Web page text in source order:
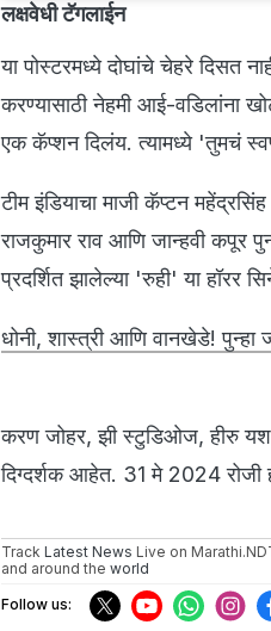
लक्षवेधी टॅगलाईन
या पोस्टरमध्ये दोघांचे चेहरे दिसत
करण्यासाठी नेहमी आई-वडिलांना
एक कॅप्शन दिलंय. त्यामध्ये 'तुमचं
टीम इंडियाचा माजी कॅप्टन
राजकुमार राव आणि जान्हवी कपूर
प्रदर्शित झालेल्या 'रुही' या हॉरर
धोनी, शास्त्री आणि वानखेडे! पुन्हा
करण जोहर, झी स्टुडिओज, हीरु यश
दिग्दर्शक आहेत. 31 मे 2024 रोजी
Track Latest News Live on
and around the world
Follow us: